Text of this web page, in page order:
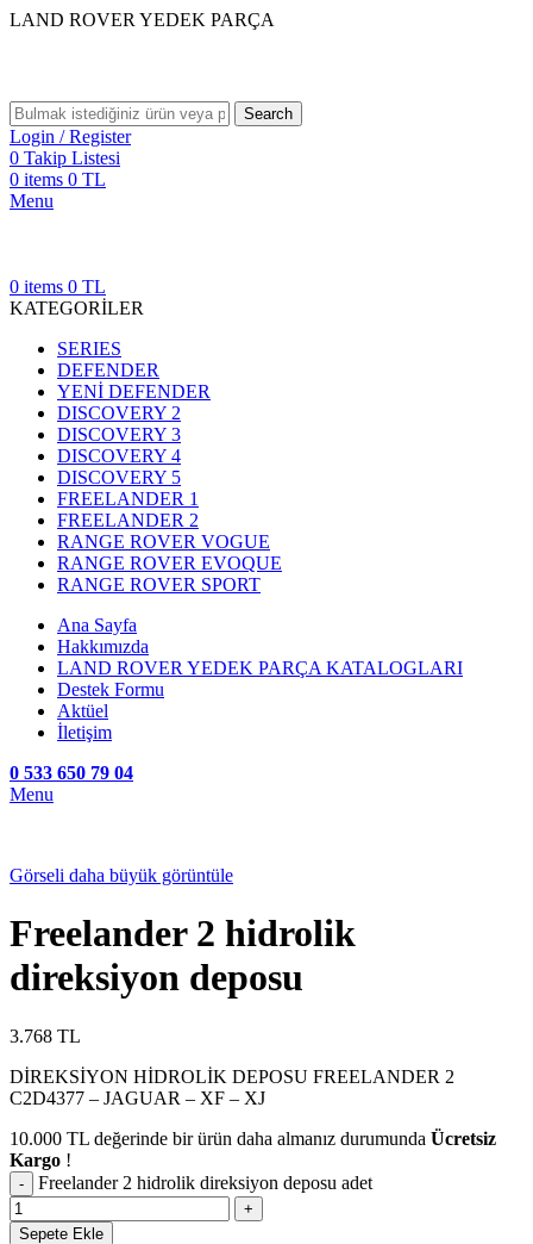
LAND ROVER YEDEK PARÇA
Search
Login / Register
0 Takip Listesi
0 items 0 TL
Menu
0 items 0 TL
KATEGORİLER
SERIES
DEFENDER
YENİ DEFENDER
DISCOVERY 2
DISCOVERY 3
DISCOVERY 4
DISCOVERY 5
FREELANDER 1
FREELANDER 2
RANGE ROVER VOGUE
RANGE ROVER EVOQUE
RANGE ROVER SPORT
Ana Sayfa
Hakkımızda
LAND ROVER YEDEK PARÇA KATALOGLARI
Destek Formu
Aktüel
İletişim
0 533 650 79 04
Menu
Görseli daha büyük görüntüle
Freelander 2 hidrolik
direksiyon deposu
3.768 TL
DİREKSİYON HİDROLİK DEPOSU FREELANDER 2
C2D4377 – JAGUAR – XF – XJ
10.000 TL değerinde bir ürün daha almanız durumunda Ücretsiz
Kargo !
Freelander 2 hidrolik direksiyon deposu adet
Sepete Ekle